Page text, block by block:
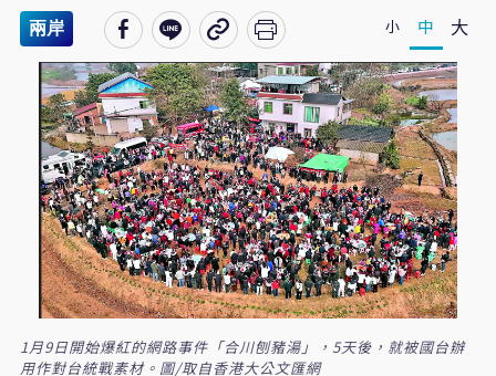
兩岸 小 中 大
1月9日開始爆紅的網路事件「合川刨豬湯」，5天後，就被國台辦
用作對台統戰素材。圖/取自香港大公文匯網